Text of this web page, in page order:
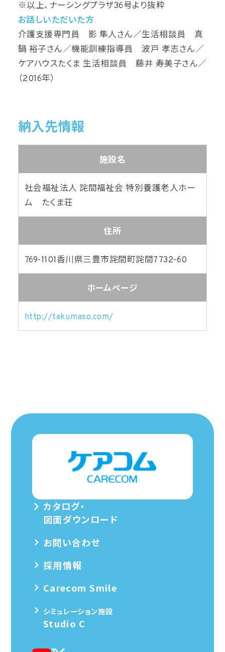
※以上、ナーシングプラザ36号より抜粋
お話しいただいた方
介護支援専門員 影 隼人さん／生活相談員 真
鍋 裕子さん／機能訓練指導員 波戸 孝志さん／
ケアハウスたくま 生活相談員 藤井 寿美子さん／
（2016年）
納入先情報
施設名
社会福祉法人 詫間福祉会 特別養護老人ホー
ム たくま荘
住所
769-1101香川県三豊市詫間町詫間7732-60
ホームページ
http://takumaso.com/
カタログ・
図面ダウンロード
お問い合わせ
採用情報
Carecom Smile
シミュレーション施設
Studio C